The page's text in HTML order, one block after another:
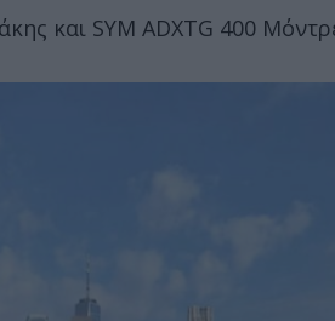
και SYM ADXTG 400